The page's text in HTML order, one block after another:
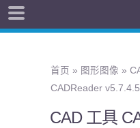
首页 » 图形图像 »
CADReader
CAD 工具